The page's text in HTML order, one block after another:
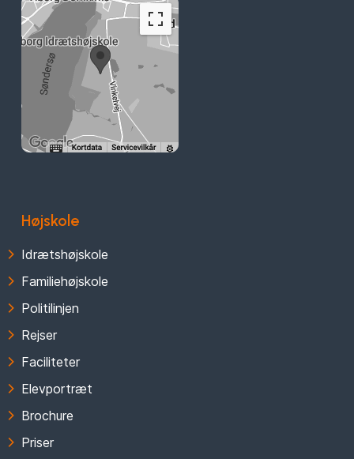
Højskole
Idrætshøjskole
Familiehøjskole
Politilinjen
Rejser
Faciliteter
Elevportræt
Brochure
Priser